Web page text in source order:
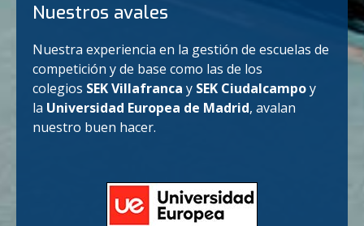
Nuestros avales
Nuestra experiencia en la gestión de escuelas de
competición y de base como las de los
colegios SEK Villafranca y SEK Ciudalcampoy
la Universidad Europea de Madrid, avalan
nuestro buen hacer.